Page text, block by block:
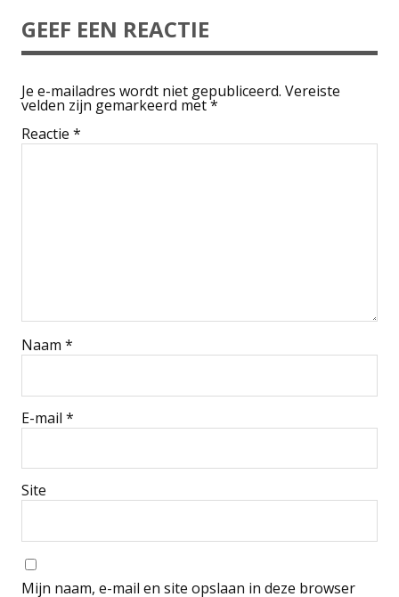
GEEF EEN REACTIE
Je e-mailadres wordt niet gepubliceerd. Vereiste
velden zijn gemarkeerd met*
Reactie *
Naam *
E-mail *
Site
Mijn naam, e-mail en site opslaan in deze browser